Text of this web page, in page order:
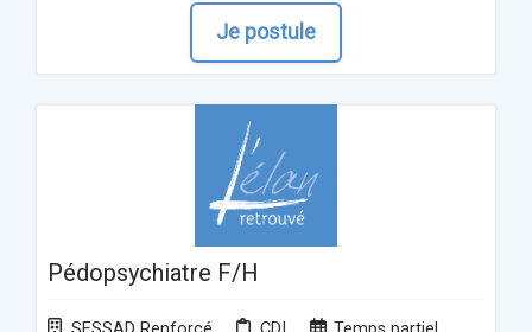
Je postule
Pédopsychiatre F/H